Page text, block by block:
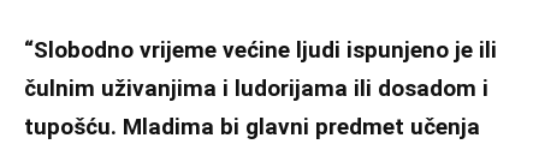
“Slobodno vrijeme većine ljudi ispunjeno je ili
čulnim uživanjima i ludorijama ili dosadom i
tupošću. Mladima bi glavni predmet učenja